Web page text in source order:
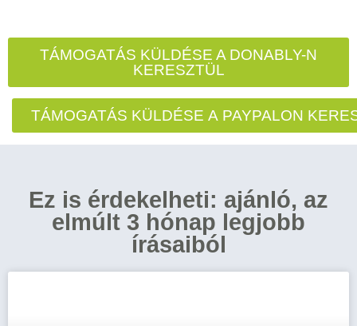
TÁMOGATÁS KÜLDÉSE A DONABLY-N
KERESZTÜL
TÁMOGATÁS KÜLDÉSE A PAYPALON
Ez is érdekelheti: ajánló, az
elmúlt 3 hónap legjobb
írásaiból